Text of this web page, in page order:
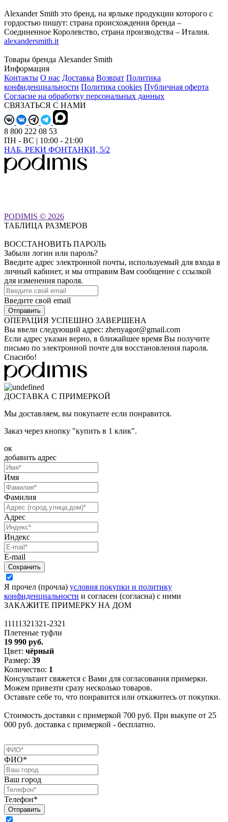
Alexander Smith это бренд, на ярлыке продукции которого с
гордостью пишут: страна происхождения бренда –
Соединенное Королевство, страна производства – Италия.
alexandersmith.it
Товары бренда Alexander Smith
Информация
Контакты О нас Доставка Возврат Политика
конфиденциальности Политика cookies Публичная оферта
Согласие на обработку персональных данных
СВЯЗАТЬСЯ С НАМИ
8 800 222 08 53
ПН - ВС | 10:00 - 21:00
НАБ. РЕКИ ФОНТАНКИ, 5/2
PODIMIS © 2026
ТАБЛИЦА РАЗМЕРОВ
ВОССТАНОВИТЬ ПАРОЛЬ
Забыли логин или пароль?
Введите адрес электронной почты, используемый для входа в
личный кабинет, и мы отправим Вам сообщение с ссылкой
для изменения пароля.
Введите свой email
ОПЕРАЦИЯ УСПЕШНО ЗАВЕРШЕНА
Вы ввели следующий адрес: zhenyagor@gmail.com
Если адрес указан верно, в ближайшее время Вы получите
письмо по электронной почте для восстановления пароля.
Спасибо!
ДОСТАВКА С ПРИМЕРКОЙ
Мы доставляем, вы покупаете если понравится.
Заказ через кнопку "купить в 1 клик".
ок
добавить адрес
Имя
Фамилия
Адрес
Индекс
E-mail
Я прочел (прочла) условия покупки и политику
конфиденциальности и согласен (согласна) с ними
ЗАКАЖИТЕ ПРИМЕРКУ НА ДОМ
11111321321-2321
Плетеные туфли
19 990 руб.
Цвет: чёрный
Размер: 39
Количество: 1
Консультант свяжется с Вами для согласования примерки.
Можем привезти сразу несколько товаров.
Оставьте себе то, что понравится или откажитесь от покупки.
Стоимость доставки с примеркой 700 руб. При выкупе от 25
000 руб. доставка с примеркой - бесплатно.
ФИО*
Ваш город
Телефон*